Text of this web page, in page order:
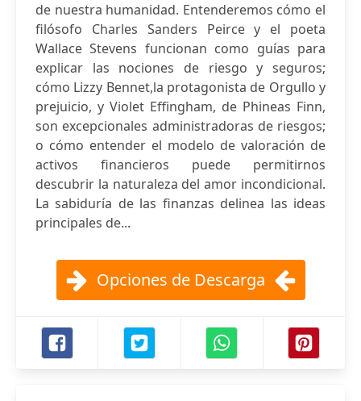
de nuestra humanidad. Entenderemos cómo el
filósofo Charles Sanders Peirce y el poeta
Wallace Stevens funcionan como guías para
explicar las nociones de riesgo y seguros;
cómo Lizzy Bennet,la protagonista de Orgullo y
prejuicio, y Violet Effingham, de Phineas Finn,
son excepcionales administradoras de riesgos;
o cómo entender el modelo de valoración de
activos financieros puede permitirnos
descubrir la naturaleza del amor incondicional.
La sabiduría de las finanzas delinea las ideas
principales de...
Opciones de Descarga